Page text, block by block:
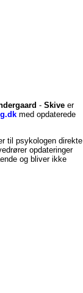
- Skive er
med opdaterede
til psykologen direkte
opdateringer
og bliver ikke